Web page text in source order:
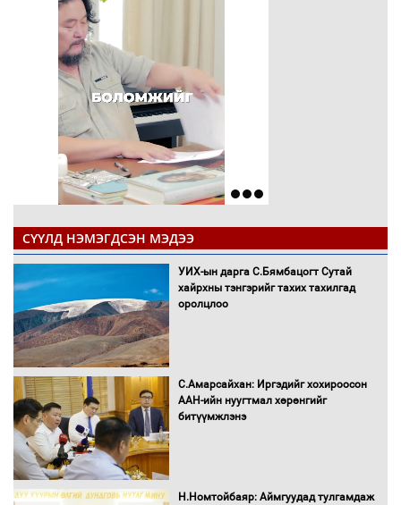
СҮҮЛД НЭМЭГДСЭН МЭДЭЭ
УИХ-ын дарга С.Бямбацогт Сутай
хайрхны тэнгэрийг тахих тахилгад
оролцлоо
С.Амарсайхан: Иргэдийг хохироосон
ААН-ийн нуугтмал хөрөнгийг
битүүмжлэнэ
Н.Номтойбаяр: Аймгуудад тулгамдаж